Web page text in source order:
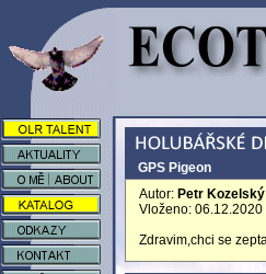
GPS Pigeon
Autor: Petr Kozelský
Vloženo: 06.12.2020
Zdravim,chci se